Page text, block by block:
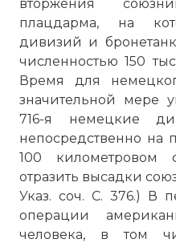
вторжения
плацдарма, на
дивизий и
численностью 150
Время для
значительной мере
716-я немецкие
непосредственно на
100
отразить высадки
Указ. соч. С. 376.) В
операции
человека, в том